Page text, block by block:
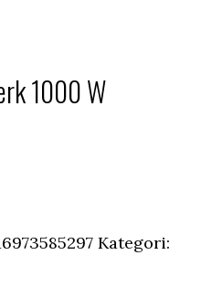
1000 W
Kategori: